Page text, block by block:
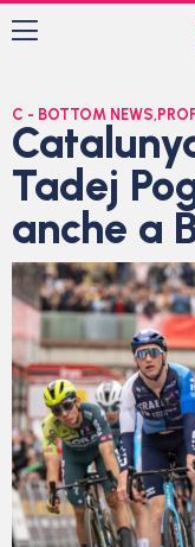
C - BOTTOM NEWS,
Tadej
anche a